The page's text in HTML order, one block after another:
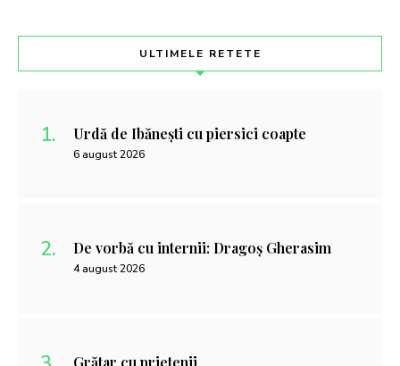
ULTIMELE RETETE
Urdă de Ibănești cu piersici coapte
6 august 2026
De vorbă cu internii: Dragoș Gherasim
4 august 2026
Grătar cu prietenii